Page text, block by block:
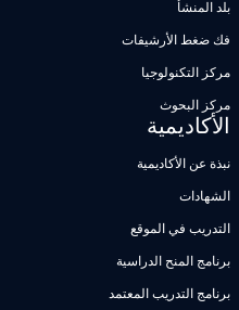
بلد المنشأ
فك ضغط الأرشيفات
مركز التكنولوجيا
مركز البحوث
الأكاديمية
نبذة عن الأكاديمية
الشهادات
التدريب في الموقع
برنامج المنح الدراسية
برنامج التدريب المعتمد